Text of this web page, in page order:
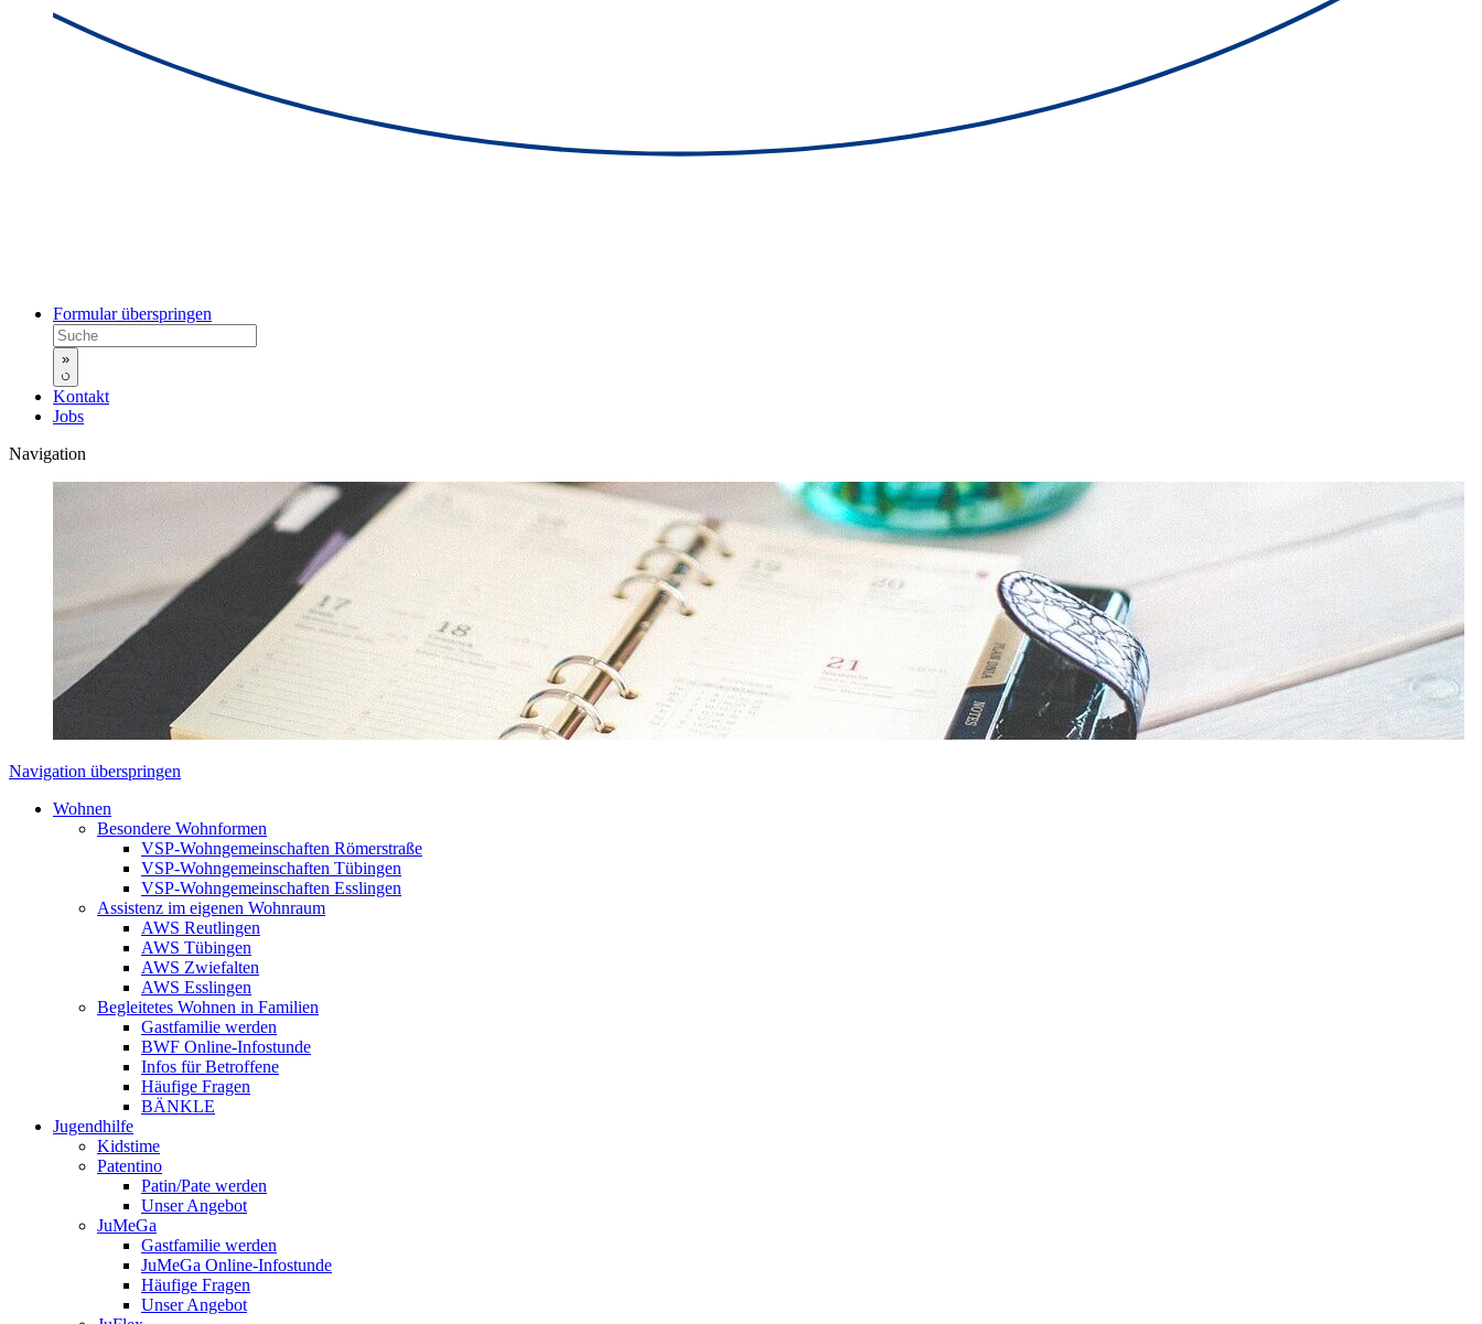
Formular überspringen
»
Kontakt
Jobs
Navigation
Navigation überspringen
Wohnen
Besondere Wohnformen
VSP-Wohngemeinschaften Römerstraße
VSP-Wohngemeinschaften Tübingen
VSP-Wohngemeinschaften Esslingen
Assistenz im eigenen Wohnraum
AWS Reutlingen
AWS Tübingen
AWS Zwiefalten
AWS Esslingen
Begleitetes Wohnen in Familien
Gastfamilie werden
BWF Online-Infostunde
Infos für Betroffene
Häufige Fragen
BÄNKLE
Jugendhilfe
Kidstime
Patentino
Patin/Pate werden
Unser Angebot
JuMeGa
Gastfamilie werden
JuMeGa Online-Infostunde
Häufige Fragen
Unser Angebot